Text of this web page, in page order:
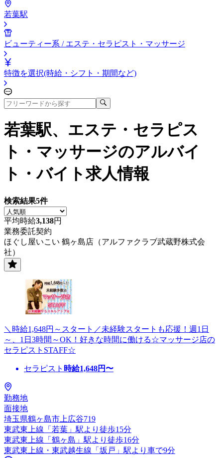
若葉駅
ビューティー系 / エステ・セラピスト・マッサージ
特徴を選択(時給・シフト・期間など)
若葉駅、エステ・セラピス
ト・マッサージのアルバイ
ト・バイト求人情報
検索結果5件
平均時給3,138円
業務委託契約
ほぐし屋いこい 鶴ヶ島店（アルファクラブ武蔵野株式会
社）
＼時給1,648円～スタート／未経験スタートも応援！週1日
～、1日3時間～OK！好きな時間に働ける☆マッサージ店の
セラピストSTAFF☆
セラピスト 時給1,648円〜
勤務地
面接地
埼玉県鶴ヶ島市上広谷719
東武東上線「若葉」駅より徒歩15分
東武東上線「鶴ヶ島」駅より徒歩16分
東武東上線・東武越生線「坂戸」駅より車で9分